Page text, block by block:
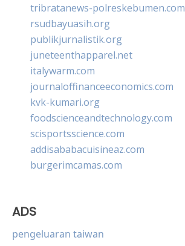
tribratanews-polreskebumen.com
rsudbayuasih.org
publikjurnalistik.org
juneteenthapparel.net
italywarm.com
journaloffinanceeconomics.com
kvk-kumari.org
foodscienceandtechnology.com
scisportsscience.com
addisababacuisineaz.com
burgerimcamas.com
ADS
pengeluaran taiwan